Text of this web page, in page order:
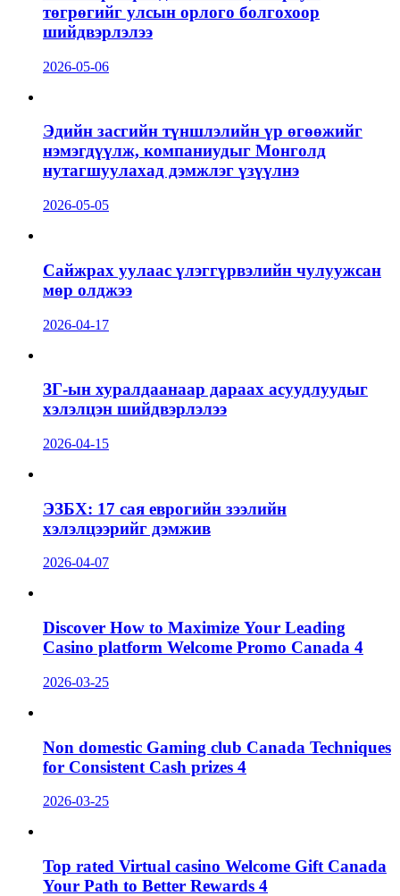
төгрөгийг улсын орлого болгохоор
шийдвэрлэлээ
2026-05-06
Эдийн засгийн түншлэлийн үр өгөөжийг
нэмэгдүүлж, компаниудыг Монголд
нутагшуулахад дэмжлэг үзүүлнэ
2026-05-05
Сайжрах уулаас үлэггүрвэлийн чулуужсан
мөр олджээ
2026-04-17
ЗГ-ын хуралдаанаар дараах асуудлуудыг
хэлэлцэн шийдвэрлэлээ
2026-04-15
ЭЗБХ: 17 сая еврогийн зээлийн
хэлэлцээрийг дэмжив
2026-04-07
Discover How to Maximize Your Leading
Casino platform Welcome Promo Canada 4
2026-03-25
Non domestic Gaming club Canada Techniques
for Consistent Cash prizes 4
2026-03-25
Top rated Virtual casino Welcome Gift Canada
Your Path to Better Rewards 4